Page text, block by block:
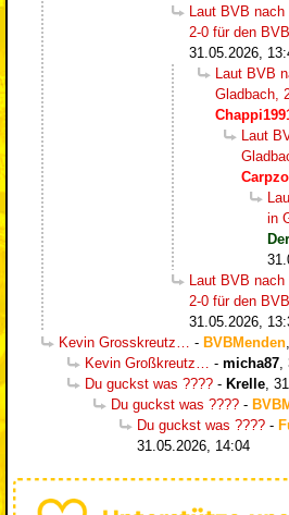
Laut BVB
2-0 für den BVB
31.05.2026,
Laut BVB
Gladbach,
Laut
in
Laut BVB
2-0 für den BVB
31.05.2026,
Kevin Grosskreutz…
- BVBMenden
Kevin Großkreutz…
- micha87
Du guckst was ???? - Krelle
Du guckst was ???? -
Du guckst was ???? -
31.05.2026, 14:04